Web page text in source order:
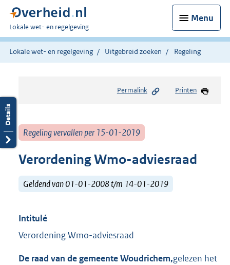
Menu
U
bent
hier:
Lokale wet- en regelgeving
Lokale wet- en regelgeving Uitgebreid zoeken Regeling
Permalink Printen
Regeling vervallen per 15-01-2019
Verordening Wmo-adviesraad
Geldend van 01-01-2008 t/m 14-01-2019
Intitulé
Verordening Wmo-adviesraad
De raad van de gemeente Woudrichem,gelezen het